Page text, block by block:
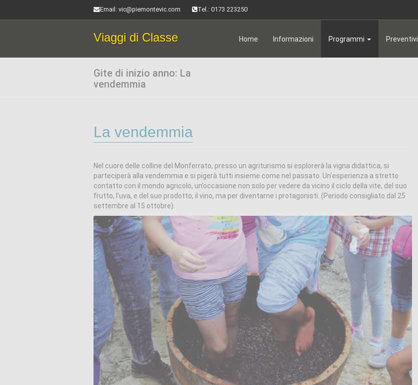
Email : vic@piemontevic.com Tel.: 0173 223250
Viaggi di Classe Home Informazioni Programmi Preventivi
Gite di inizio anno: La
vendemmia
La vendemmia
Nel cuore delle colline del Monferrato, presso un agriturismo si esplorerà la vigna didattica, si
parteciperà alla vendemmia e si pigerà tutti insieme come nel passato. Un’esperienza a stretto
contatto con il mondo agricolo, un’occasione non solo per vedere da vicino il ciclo della vite, del suo
frutto, l’uva, e del suo prodotto, il vino, ma per diventarne i protagonisti. (Periodo consigliato dal 25
settembre al 15 ottobre).